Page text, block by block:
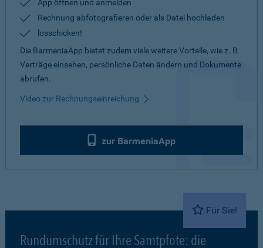
App öffnen und anmelden
Rechnung abfotografieren oder als Datei hochladen
losschicken!
Die BarmeniaApp bietet zudem viele weitere Vorteile, wie z. B.
Verträge einsehen, persönliche Daten ändern und Dokumente
abrufen.
Video zur Rechnungseinreichung
zur BarmeniaApp
Für Sie!
Rundumschutz für Ihre Samtpfote: die